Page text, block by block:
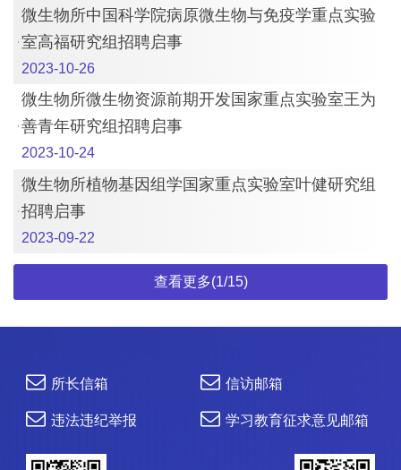
微生物所中国科学院病原微生物与免疫学重点实验
室高福研究组招聘启事
2023-10-26
微生物所微生物资源前期开发国家重点实验室王为
善青年研究组招聘启事
2023-10-24
微生物所植物基因组学国家重点实验室叶健研究组
招聘启事
2023-09-22
查看更多(1/15)
所长信箱 信访邮箱
违法违纪举报 学习教育征求意见邮箱